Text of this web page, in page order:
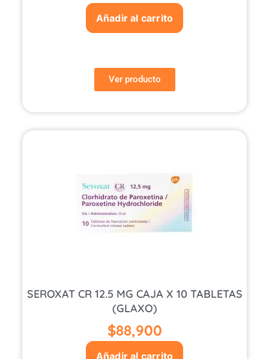
Añadir al carrito
Ver producto
SEROXAT CR 12.5 MG CAJA X 10 TABLETAS
(GLAXO)
$88,900
Añadir al carrito